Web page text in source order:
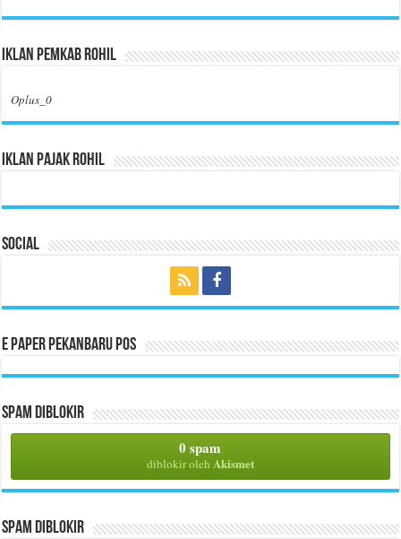
Iklan Pemkab Rohil
Oplus_0
Iklan Pajak Rohil
Social
E Paper Pekanbaru Pos
Spam Diblokir
0 spam
diblokir oleh Akismet
Spam Diblokir